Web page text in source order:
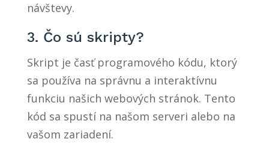
návštevy.
3. Čo sú skripty?
Skript je časť programového kódu, ktorý
sa používa na správnu a interaktívnu
funkciu našich webových stránok. Tento
kód sa spustí na našom serveri alebo na
vašom zariadení.